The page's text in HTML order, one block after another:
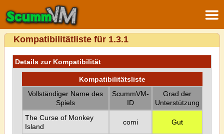
Kompatibilitätliste für 1.3.1
Details zur Kompatibilität
Kompatibilitätsliste
Vollständiger Name des
Spiels
ScummVM-
ID
Grad der
Unterstützung
The Curse of Monkey
Island
comi Gut